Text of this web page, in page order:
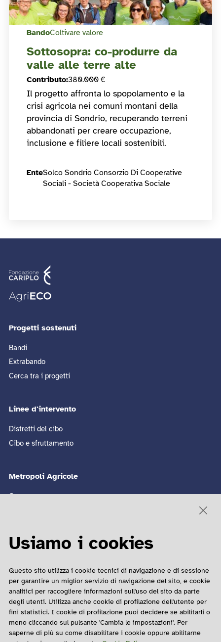
BandoColtivare valore
Sottosopra: co-produrre da
valle alle terre alte
Contributo:380.000 €
Il progetto affronta lo spopolamento e la
crisi agricola nei comuni montani della
provincia di Sondrio, recuperando terreni
abbandonati per creare occupazione,
inclusione e filiere locali sostenibili.
EnteSolco Sondrio Consorzio Di Cooperative
Sociali - Società Cooperativa Sociale
Progetti sostenuti
Bandi
Extrabando
Cerca tra i progetti
Linee d'intervento
Distretti del cibo
Cibo e sfruttamento
Metropoli Agricole
Convegno
Matteo Barbato
Contatto Email
Usiamo i cookies
Questo sito utilizza i cookie tecnici di navigazione e di sessione
per garantire un miglior servizio di navigazione del sito, e cookie
analitici per raccogliere informazioni sull'uso del sito da parte
degli utenti. Utilizza anche cookie di profilazione dell'utente per
fini statistici. I cookie di profilazione puoi decidere se abilitarli o
meno cliccando sul pulsante 'Cambia le impostazioni'. Per
saperne di più su come disabilitare i cookie oppure abilitarne